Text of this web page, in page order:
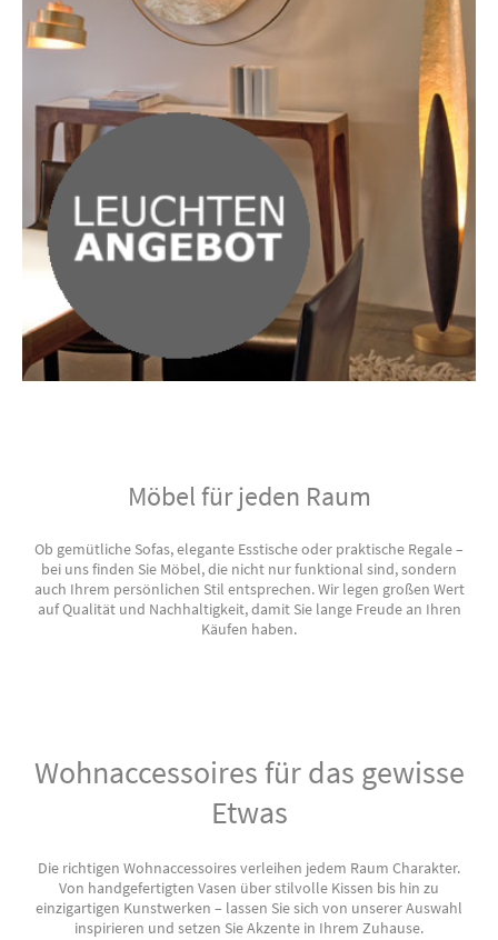
Möbel für jeden Raum
Ob gemütliche Sofas, elegante Esstische oder praktische Regale –
bei uns finden Sie Möbel, die nicht nur funktional sind, sondern
auch Ihrem persönlichen Stil entsprechen. Wir legen großen Wert
auf Qualität und Nachhaltigkeit, damit Sie lange Freude an Ihren
Käufen haben.
Wohnaccessoires für das gewisse
Etwas
Die richtigen Wohnaccessoires verleihen jedem Raum Charakter.
Von handgefertigten Vasen über stilvolle Kissen bis hin zu
einzigartigen Kunstwerken – lassen Sie sich von unserer Auswahl
inspirieren und setzen Sie Akzente in Ihrem Zuhause.